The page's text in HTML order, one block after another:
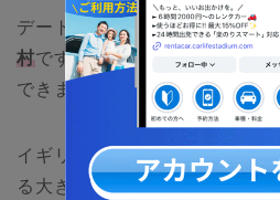
デートでおすすめの周回始発
村です。ここでは中世イギリ
できます。
イギリス村の目玉スポットは
る大きなレンガ基調の2階建て